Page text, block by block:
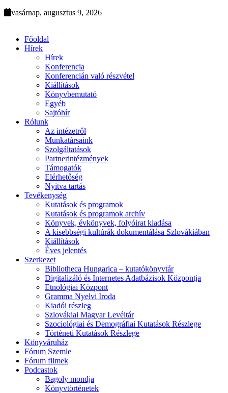
vasárnap, augusztus 9, 2026
Főoldal
Hírek
Hírek
Konferencia
Konferencián való részvétel
Kiállítások
Könyvbemutató
Egyéb
Sajtóhír
Rólunk
Az intézetről
Munkatársaink
Szolgáltatások
Partnerintézmények
Támogatók
Elérhetőség
Nyitva tartás
Tevékenység
Kutatások és programok
Kutatások és programok archív
Könyvek, évkönyvek, folyóirat kiadása
A kisebbségi kultúrák dokumentálása Szlovákiában
Kiállítások
Éves jelentés
Szerkezet
Bibliotheca Hungarica – kutatókönyvtár
Digitalizáló és Internetes Adatbázisok Központja
Etnológiai Központ
Gramma Nyelvi Iroda
Kiadói részleg
Szlovákiai Magyar Levéltár
Szociológiai és Demográfiai Kutatások Részlege
Történeti Kutatások Részlege
Könyváruház
Fórum Szemle
Fórum filmek
Podcastok
Bagoly mondja
Könyvtörténetek